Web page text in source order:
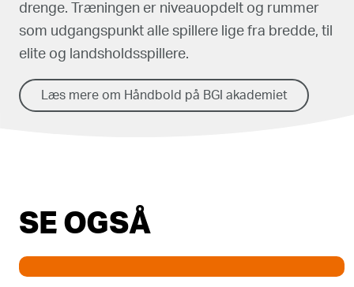
drenge. Træningen er niveauopdelt og rummer
som udgangspunkt alle spillere lige fra bredde, til
elite og landsholdsspillere.
Læs mere om Håndbold på BGI akademiet
SE OGSÅ